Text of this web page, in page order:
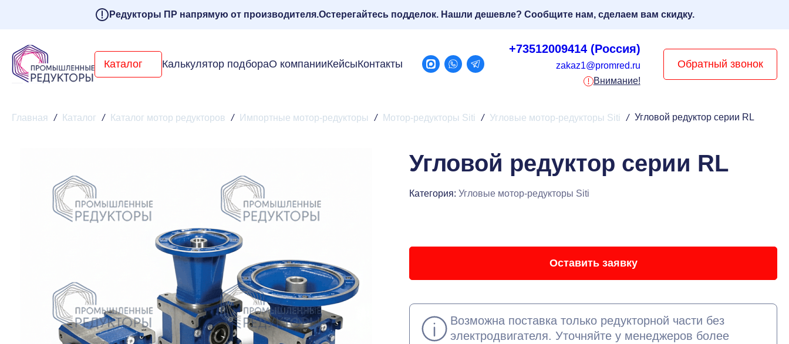
Редукторы ПР напрямую от производителя.Остерегайтесь подделок. Нашли дешевле? Сообщите нам, сделаем вам скидку.
Каталог Калькулятор подбораО компанииКейсыКонтакты
+73512009414 (Россия)
zakaz1@promred.ru
Внимание!
Обратный звонок
Главная / Каталог / Каталог мотор редукторов / Импортные мотор-редукторы / Мотор-редукторы Siti / Угловые мотор-редукторы Siti / Угловой редуктор серии RL
Угловой редуктор серии RL
Категория: Угловые мотор-редукторы Siti
Оставить заявку
Возможна поставка только редукторной части без
электродвигателя. Уточняйте у менеджеров более